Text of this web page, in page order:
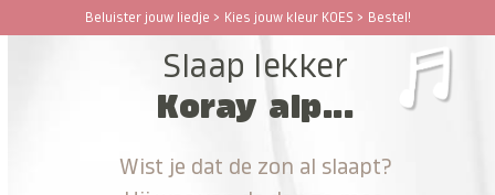
Beluister jouw liedje > Kies jouw kleur KOES > Bestel!
Open
Close
Slaap lekker
Koray alp...
Wist je dat de zon al slaapt?